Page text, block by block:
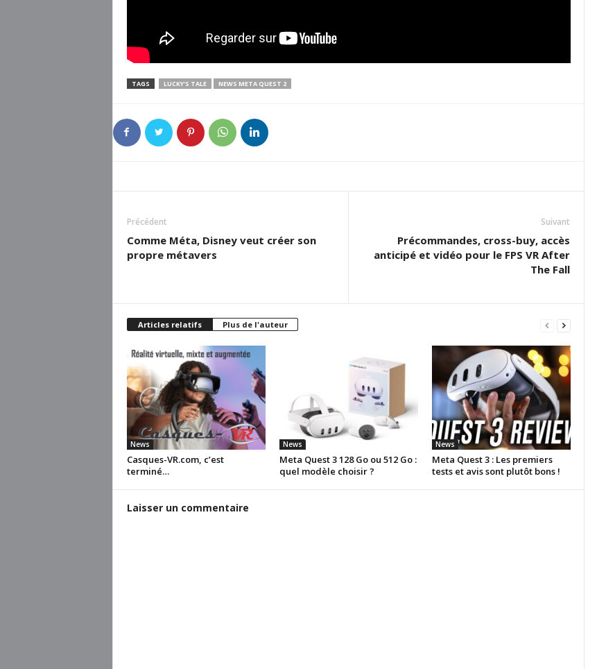
TAGS LUCKY'S TALE NEWS META QUEST 2
Précédent
Comme Méta, Disney veut créer son
propre métavers
Suivant
Précommandes, cross-buy, accès
anticipé et vidéo pour le FPS VR After
The Fall
Articles relatifs Plus de l'auteur
News
Casques-VR.com, c’est
terminé…
News
Meta Quest 3 128 Go ou 512 Go :
quel modèle choisir ?
News
Meta Quest 3 : Les premiers
tests et avis sont plutôt bons !
Laisser un commentaire